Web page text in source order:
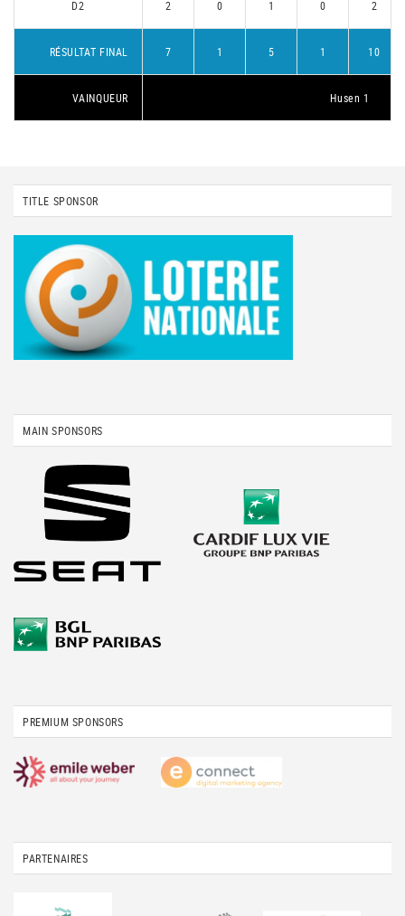
D2 2 0 1 0 2
RÉSULTAT FINAL 7 1 5 1 10
VAINQUEUR Husen 1
TITLE SPONSOR
MAIN SPONSORS
PREMIUM SPONSORS
PARTENAIRES